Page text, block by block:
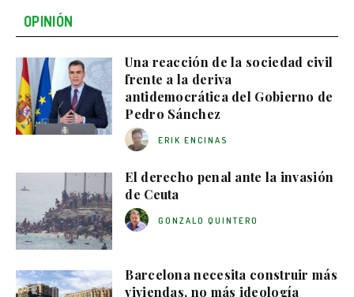
OPINIÓN
Una reacción de la sociedad civil
frente a la deriva
antidemocrática del Gobierno de
Pedro Sánchez
ERIK ENCINAS
El derecho penal ante la invasión
de Ceuta
GONZALO QUINTERO
Barcelona necesita construir más
viviendas, no más ideología